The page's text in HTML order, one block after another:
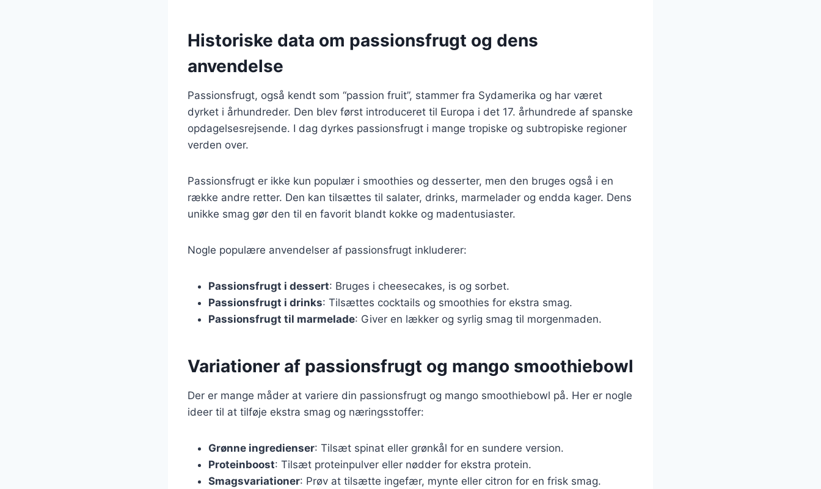
Historiske data om passionsfrugt og dens
anvendelse
Passionsfrugt, også kendt som “passion fruit”, stammer fra Sydamerika og har været
dyrket i århundreder. Den blev først introduceret til Europa i det 17. århundrede af spanske
opdagelsesrejsende. I dag dyrkes passionsfrugt i mange tropiske og subtropiske regioner
verden over.
Passionsfrugt er ikke kun populær i smoothies og desserter, men den bruges også i en
række andre retter. Den kan tilsættes til salater, drinks, marmelader og endda kager. Dens
unikke smag gør den til en favorit blandt kokke og madentusiaster.
Nogle populære anvendelser af passionsfrugt inkluderer:
Passionsfrugt i dessert: Bruges i cheesecakes, is og sorbet.
Passionsfrugt i drinks: Tilsættes cocktails og smoothies for ekstra smag.
Passionsfrugt til marmelade: Giver en lækker og syrlig smag til morgenmaden.
Variationer af passionsfrugt og mango smoothiebowl
Der er mange måder at variere din passionsfrugt og mango smoothiebowl på. Her er nogle
ideer til at tilføje ekstra smag og næringsstoffer:
Grønne ingredienser: Tilsæt spinat eller grønkål for en sundere version.
Proteinboost: Tilsæt proteinpulver eller nødder for ekstra protein.
Smagsvariationer: Prøv at tilsætte ingefær, mynte eller citron for en frisk smag.